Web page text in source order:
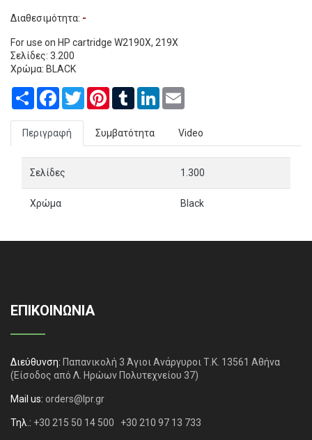
Διαθεσιμότητα: -
For use on HP cartridge W2190X, 219X
Σελίδες: 3.200
Χρώμα: BLACK
Share Facebook
TwitterPinterestTumblrLinkedIn
Περιγραφή Συμβατότητα Video
Σελίδες 1.300
Χρώμα Black
ΕΠΙΚΟΙΝΩΝΙΑ
Διεύθυνση: Παπανικολή 3 Άγιοι Ανάργυροι Τ.Κ. 13561 Αθήνα
(Είσοδος από Λ. Ηρώων Πολυτεχνείου 37)
Mail us: orders@lpr.gr
Τηλ.: +30 215 50 14 500 +30 210 97 13 733